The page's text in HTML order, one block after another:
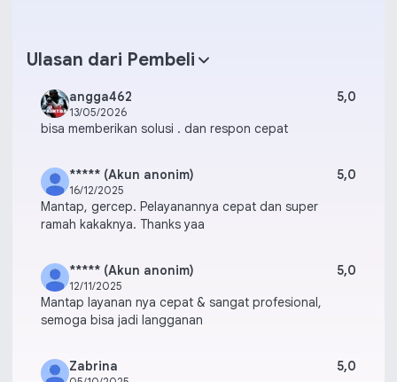
Ulasan dari Pembeli
angga462
13/05/2026
5,0
bisa memberikan solusi . dan respon cepat
***** (Akun anonim)
16/12/2025
5,0
Mantap, gercep. Pelayanannya cepat dan super
ramah kakaknya. Thanks yaa
***** (Akun anonim)
12/11/2025
5,0
Mantap layanan nya cepat & sangat profesional,
semoga bisa jadi langganan
Zabrina 5,0